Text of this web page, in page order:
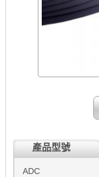
產品型號
ADC